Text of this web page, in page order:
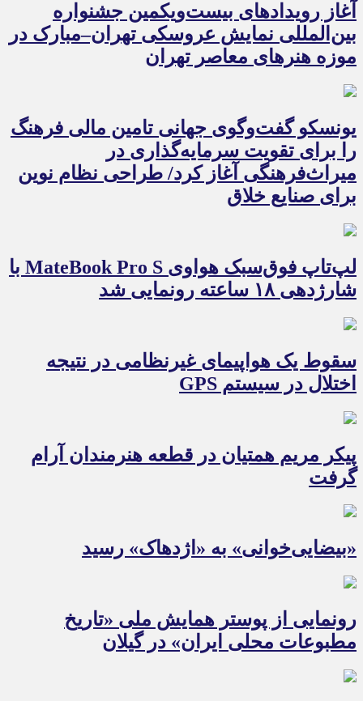
آغاز رویدادهای بیست‌ویکمین جشنواره
بین‌المللی نمایش عروسکی تهران–مبارک در
موزه هنرهای معاصر تهران
یونسکو گفت‌وگوی جهانی تامین مالی فرهنگ
را برای تقویت سرمایه‌گذاری در
میراث‌فرهنگی آغاز کرد/ طراحی نظام نوین
برای صنایع خلاق
لپ‌تاپ فوق‌سبک هواوی MateBook Pro S با
شارژدهی ۱۸ ساعته رونمایی شد
سقوط یک هواپیمای غیرنظامی در نتیجه
اختلال در سیستم‌ GPS
پیکر مریم همتیان در قطعه هنرمندان آرام
گرفت
«بیضایی‌خوانی» به «اژدهاک» رسید
رونمایی از پوستر همایش ملی «تاریخ
مطبوعات محلی ایران» در گیلان